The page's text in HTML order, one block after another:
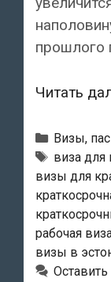
прошлого
Читать
Рубрики
Визы,
Метки
виза для
визы для
рабочая
визы в